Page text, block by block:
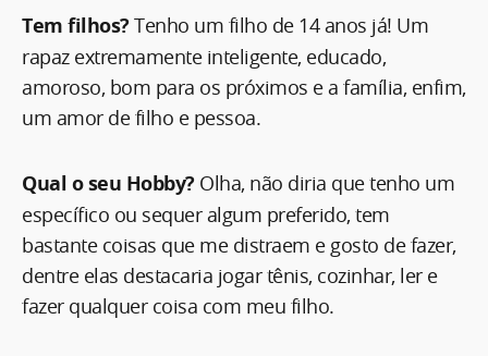
Tem filhos?Tenho um filho de 14 anos já! Um
rapaz extremamente inteligente, educado,
amoroso, bom para os próximos e a família, enfim,
um amor de filho e pessoa.
Qual o seu Hobby? Olha, não diria que tenho um
específico ou sequer algum preferido, tem
bastante coisas que me distraem e gosto de fazer,
dentre elas destacaria jogar tênis, cozinhar, ler e
fazer qualquer coisa com meu filho.